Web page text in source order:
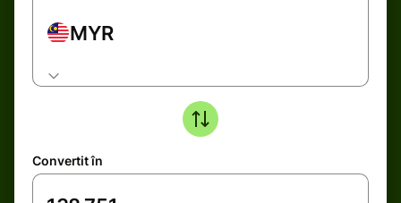
MYR
Convertit în